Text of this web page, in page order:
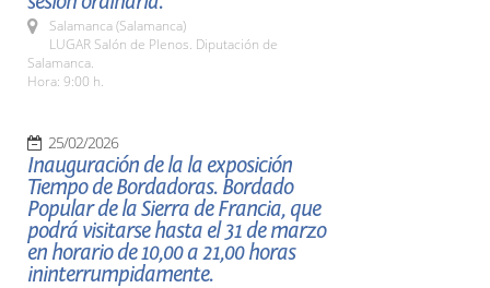
Salamanca (Salamanca)
LUGAR Salón de Plenos. Diputación de
Salamanca.
Hora: 9:00 h.
25/02/2026
Inauguración de la la exposición
Tiempo de Bordadoras. Bordado
Popular de la Sierra de Francia, que
podrá visitarse hasta el 31 de marzo
en horario de 10,00 a 21,00 horas
ininterrumpidamente.